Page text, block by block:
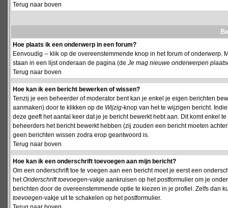
Terug naar boven
Hoe plaats ik een onderwerp in een forum?
Eenvoudig -- klik op de overeenstemmende knop in het forum of
staan in een lijst onderaan de pagina (de Je mag nieuwe onderwerpen
Terug naar boven
Hoe kan ik een bericht bewerken of wissen?
Tenzij je een beheerder of moderator bent kan je enkel je eigen berichten
aanmaken) door te klikken op de Wijzig-knop van het te wijzigen bericht.
deze geeft het aantal keer dat je je bericht bewerkt hebt aan. Dit komt enkel
beheerders het bericht bewerkt hebben (zij zouden een bericht moeten
geen berichten wissen zodra erop geantwoord is.
Terug naar boven
Hoe kan ik een onderschrift toevoegen aan mijn bericht?
Om een onderschrift toe te voegen aan een bericht moet je eerst een
hetOnderschrift toevoegen-vakje aankruisen op het postformulier om je
berichten door de overeenstemmende optie te kiezen in je profiel. Zelfs dan
toevoegen-vakje uit te schakelen op het postformulier.